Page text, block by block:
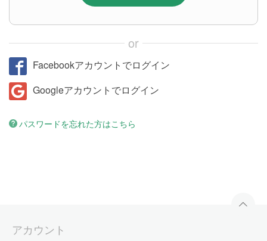
or
Facebookアカウントでログイン
Googleアカウントでログイン
パスワードを忘れた方はこちら
アカウント